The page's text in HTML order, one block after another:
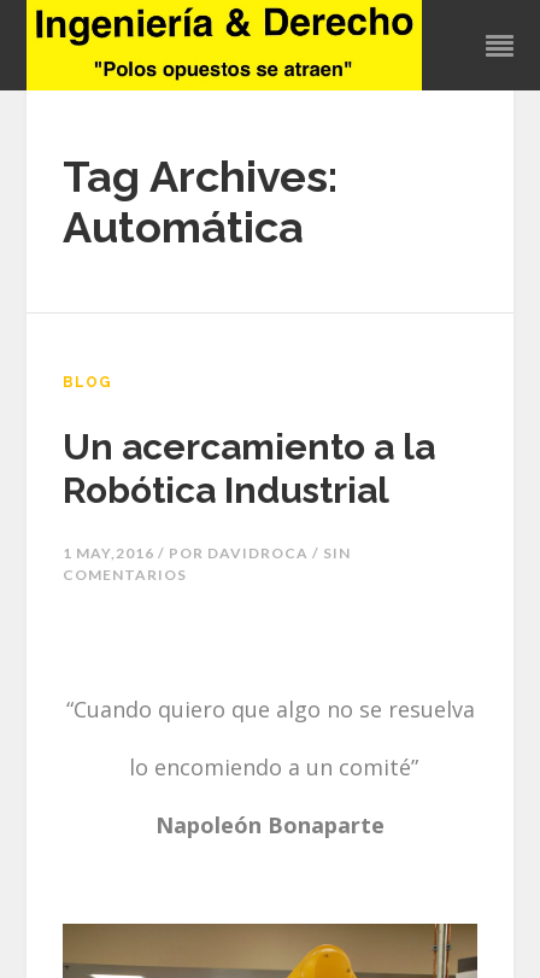
Tag Archives:
Automática
BLOG
Un acercamiento a la
Robótica Industrial
1 MAY,2016 / POR DAVIDROCA / SIN
COMENTARIOS
“Cuando quiero que algo no se resuelva
lo encomiendo a un comité”
Napoleón Bonaparte